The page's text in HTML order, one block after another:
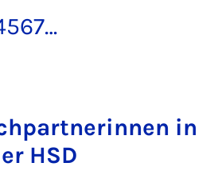
567…
in
HSD